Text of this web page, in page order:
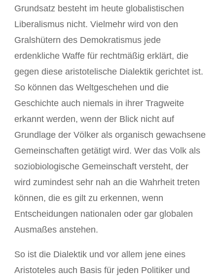
Grundsatz besteht im heute globalistischen
Liberalismus nicht. Vielmehr wird von den
Gralshütern des Demokratismus jede
erdenkliche Waffe für rechtmäßig erklärt, die
gegen diese aristotelische Dialektik gerichtet ist.
So können das Weltgeschehen und die
Geschichte auch niemals in ihrer Tragweite
erkannt werden, wenn der Blick nicht auf
Grundlage der Völker als organisch gewachsene
Gemeinschaften getätigt wird. Wer das Volk als
soziobiologische Gemeinschaft versteht, der
wird zumindest sehr nah an die Wahrheit treten
können, die es gilt zu erkennen, wenn
Entscheidungen nationalen oder gar globalen
Ausmaßes anstehen.
So ist die Dialektik und vor allem jene eines
Aristoteles auch Basis für jeden Politiker und